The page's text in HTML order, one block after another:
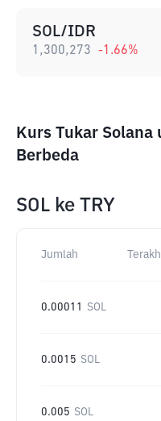
SOL/IDR
1,300,273 -1.66%
Kurs Tukar
Berbeda
SOL ke TRY
Jumlah
0.00011 SOL
0.0015 SOL
0.005 SOL